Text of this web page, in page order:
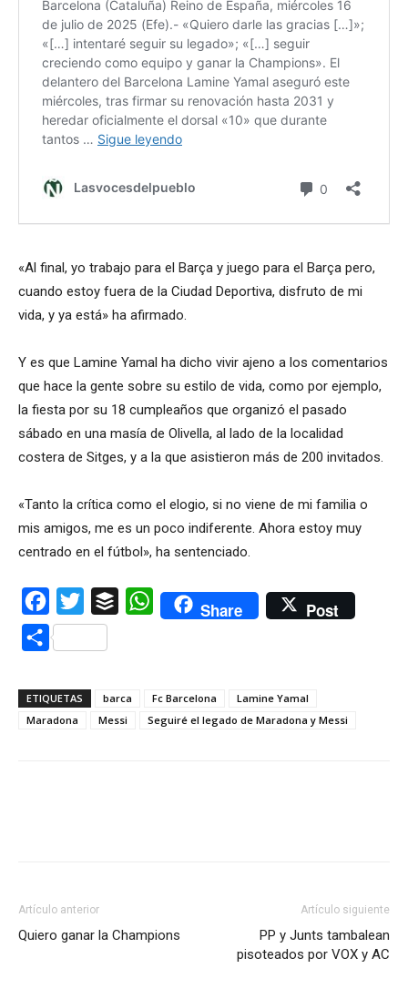
«Al final, yo trabajo para el Barça y juego para el Barça pero,
cuando estoy fuera de la Ciudad Deportiva, disfruto de mi
vida, y ya está» ha afirmado.
Y es que Lamine Yamal ha dicho vivir ajeno a los comentarios
que hace la gente sobre su estilo de vida, como por ejemplo,
la fiesta por su 18 cumpleaños que organizó el pasado
sábado en una masía de Olivella, al lado de la localidad
costera de Sitges, y a la que asistieron más de 200 invitados.
«Tanto la crítica como el elogio, si no viene de mi familia o
mis amigos, me es un poco indiferente. Ahora estoy muy
centrado en el fútbol», ha sentenciado.
Facebook
Twitter Buffer WhatsAppShare Post
Compartir
ETIQUETAS barca Fc Barcelona
Lamine Yamal
Maradona
Messi Seguiré el legado de Maradona y Messi
Artículo anterior
Quiero ganar la Champions
Artículo siguiente
PP y Junts tambalean
pisoteados por VOX y AC